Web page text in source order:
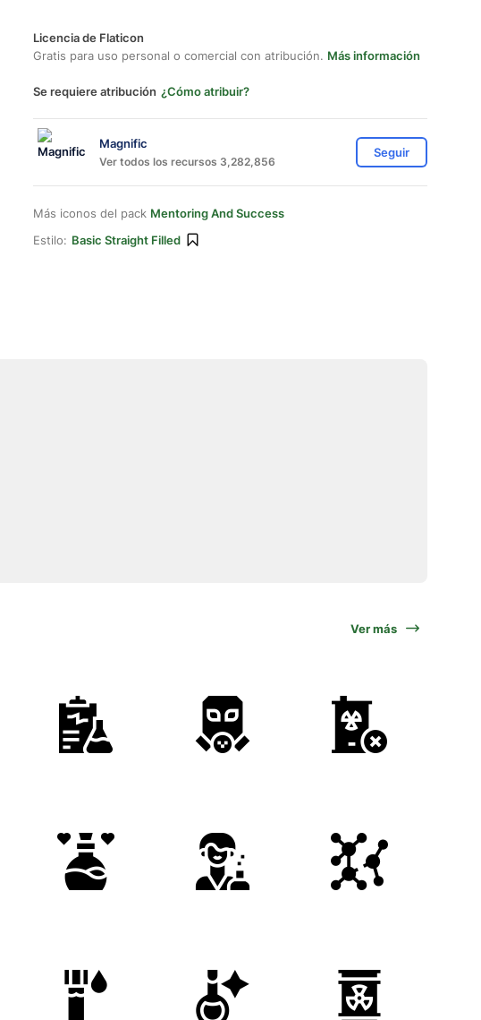
Licencia de Flaticon
Gratis para uso personal o comercial con atribución. Más información
Se requiere atribución ¿Cómo atribuir?
Magnific
Ver todos los recursos 3,282,856
Seguir
Más iconos del pack Mentoring And Success
Estilo: Basic Straight Filled
Ver más